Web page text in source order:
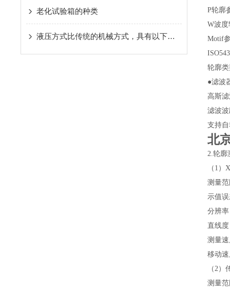
老化试验箱的种类
液压方式比传统的机械方式，具有以下优点：
P轮廓
W波度
Motif
轮廓
●滤波
高斯
滤波
支持
北
2.轮廓
（1）
测量范
示值
分辨
直线度
测量速
移动速
（2）
测量